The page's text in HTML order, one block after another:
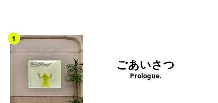
1
ごあいさつ
Prologue.